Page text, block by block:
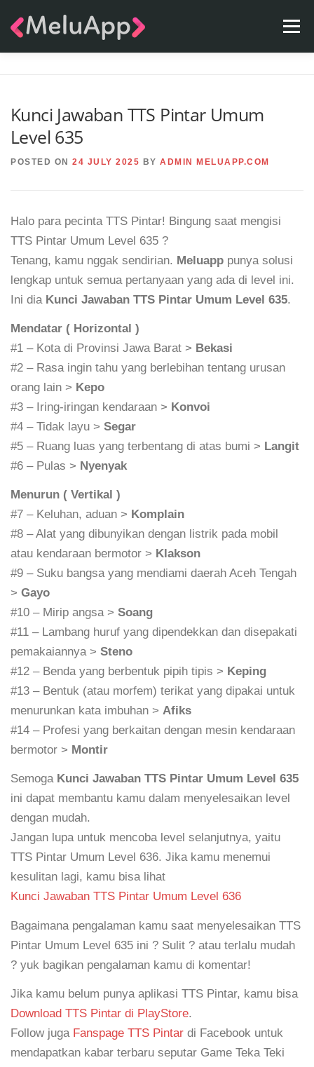
Menu
Kunci Jawaban TTS Pintar Umum
Level 635
POSTED ON 24 JULY 2025 BY ADMIN MELUAPP.COM
Halo para pecinta TTS Pintar! Bingung saat mengisi
TTS Pintar Umum Level 635 ?
Tenang, kamu nggak sendirian. Meluapp punya solusi
lengkap untuk semua pertanyaan yang ada di level ini.
Ini dia Kunci Jawaban TTS Pintar Umum Level 635.
Mendatar ( Horizontal )
#1 – Kota di Provinsi Jawa Barat > Bekasi
#2 – Rasa ingin tahu yang berlebihan tentang urusan
orang lain > Kepo
#3 – Iring-iringan kendaraan > Konvoi
#4 – Tidak layu > Segar
#5 – Ruang luas yang terbentang di atas bumi > Langit
#6 – Pulas > Nyenyak
Menurun ( Vertikal )
#7 – Keluhan, aduan > Komplain
#8 – Alat yang dibunyikan dengan listrik pada mobil
atau kendaraan bermotor > Klakson
#9 – Suku bangsa yang mendiami daerah Aceh Tengah
> Gayo
#10 – Mirip angsa > Soang
#11 – Lambang huruf yang dipendekkan dan disepakati
pemakaiannya > Steno
#12 – Benda yang berbentuk pipih tipis > Keping
#13 – Bentuk (atau morfem) terikat yang dipakai untuk
menurunkan kata imbuhan > Afiks
#14 – Profesi yang berkaitan dengan mesin kendaraan
bermotor > Montir
Semoga Kunci Jawaban TTS Pintar Umum Level 635
ini dapat membantu kamu dalam menyelesaikan level
dengan mudah.
Jangan lupa untuk mencoba level selanjutnya, yaitu
TTS Pintar Umum Level 636. Jika kamu menemui
kesulitan lagi, kamu bisa lihat
Kunci Jawaban TTS Pintar Umum Level 636
Bagaimana pengalaman kamu saat menyelesaikan TTS
Pintar Umum Level 635 ini ? Sulit ? atau terlalu mudah
? yuk bagikan pengalaman kamu di komentar!
Jika kamu belum punya aplikasi TTS Pintar, kamu bisa
Download TTS Pintar di PlayStore.
Follow juga Fanspage TTS Pintar di Facebook untuk
mendapatkan kabar terbaru seputar Game Teka Teki